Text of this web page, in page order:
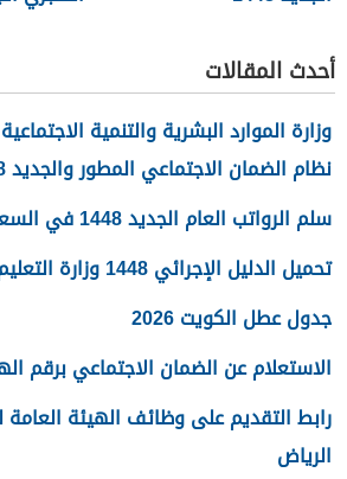
أحدث المقالات
وزارة الموارد البشرية والتنمية
نظام الضمان الاجتماعي المطور والجديد 1448
سلم الرواتب العام الجديد 1448 في السعودية
تحميل الدليل الإجرائي 1448 وزارة التعليم pdf
جدول عطل الكويت 2026
الاستعلام عن الضمان الاجتماعي برقم
الرياض